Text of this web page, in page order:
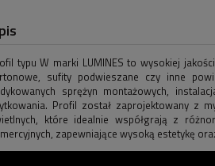
typu W marki LUMINES to wysokiej
sufity podwieszane czy inne
sprężyn montażowych,
Profil został zaprojektowany z
które idealnie współgrają z
zapewniające wysoką estetykę